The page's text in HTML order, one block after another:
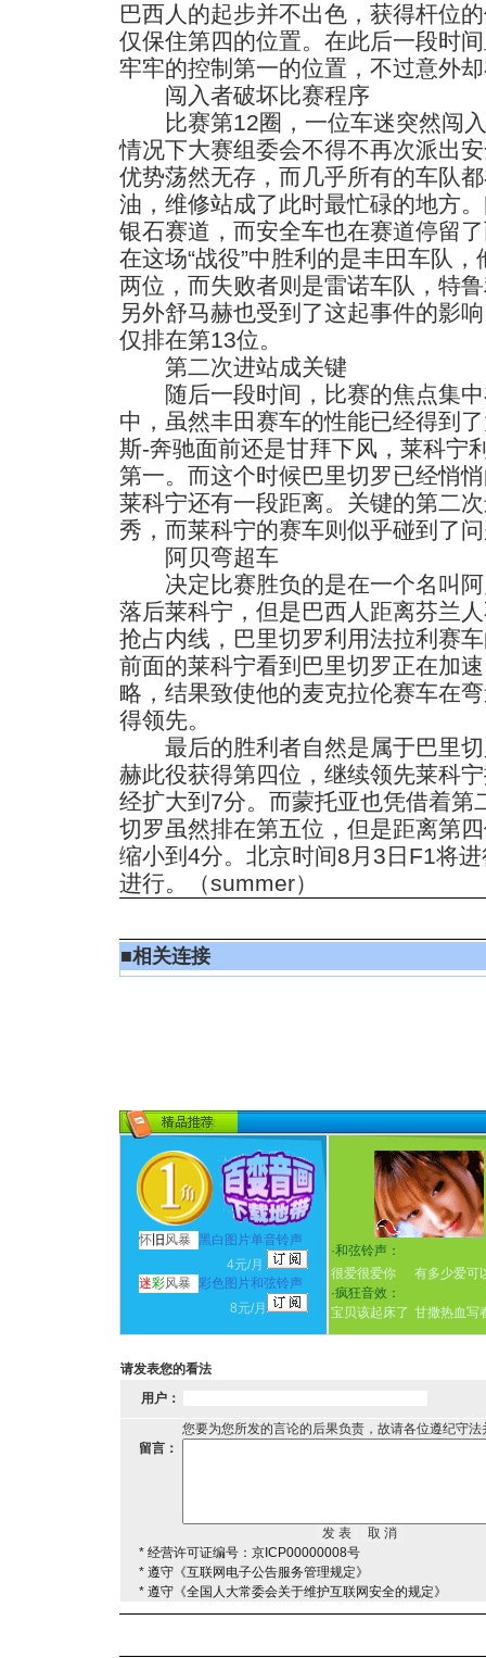
巴西人的起步并不出色，获得杆位
仅保住第四的位置。在此后一段时
牢牢的控制第一的位置，不过意外
闯入者破坏比赛程序
比赛第12圈，一位车迷突然闯入
情况下大赛组委会不得不再次派出
优势荡然无存，而几乎所有的车队
油，维修站成了此时最忙碌的地方
银石赛道，而安全车也在赛道停留
在这场“战役”中胜利的是丰田车队
两位，而失败者则是雷诺车队，特
另外舒马赫也受到了这起事件的影
仅排在第13位。
第二次进站成关键
随后一段时间，比赛的焦点集中
中，虽然丰田赛车的性能已经得到
斯-奔驰面前还是甘拜下风，莱科宁
第一。而这个时候巴里切罗已经悄
莱科宁还有一段距离。关键的第二
秀，而莱科宁的赛车则似乎碰到了
阿贝弯超车
决定比赛胜负的是在一个名叫阿
落后莱科宁，但是巴西人距离芬兰
抢占内线，巴里切罗利用法拉利赛
前面的莱科宁看到巴里切罗正在加
略，结果致使他的麦克拉伦赛车在
得领先。
最后的胜利者自然是属于巴里切
赫此役获得第四位，继续领先莱科
经扩大到7分。而蒙托亚也凭借着第
切罗虽然排在第五位，但是距离第
缩小到4分。北京时间8月3日F1将
进行。（summer）
■相关连接
怀 旧 风暴
黑白图片单音铃声
4元/月
迷彩风暴 彩色图片和弦铃声
8元/月
·和弦铃声：
很爱很爱你
有多少爱可
·疯狂音效：
宝贝该起床了 甘撒热血写
请发表您的看法
用户：
您要为您所发的言论的后果负责，故请各位遵纪守
留言：
* 经营许可证编号：京ICP00000008号
* 遵守《互联网电子公告服务管理规定》
* 遵守《全国人大常委会关于维护互联网安全的规定》